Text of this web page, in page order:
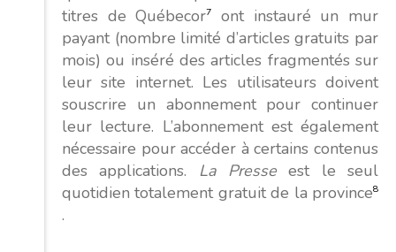
titres de Québecor7
ont instauré un mur
payant (nombre limité d’articles gratuits par
mois) ou inséré des articles fragmentés sur
leur site internet. Les utilisateurs doivent
souscrire un abonnement pour continuer
leur lecture. L’abonnement est également
nécessaire pour accéder à certains contenus
des applications. La Presse est le seul
quotidien totalement gratuit de la province8
.